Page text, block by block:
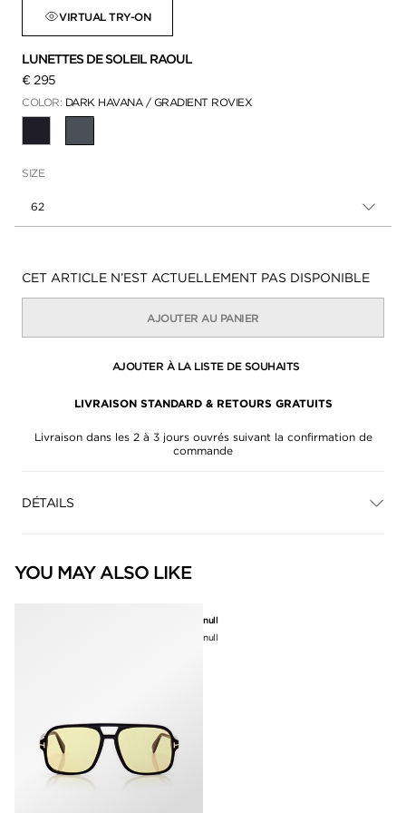
VIRTUAL TRY-ON
LUNETTES DE SOLEIL RAOUL
€ 295
COLOR: DARK HAVANA / GRADIENT ROVIEX
SIZE
62
Disponibilité:
CET ARTICLE N’EST ACTUELLEMENT PAS DISPONIBLE
AJOUTER AU PANIER
AJOUTER À LA LISTE DE SOUHAITS
LIVRAISON STANDARD & RETOURS GRATUITS
Livraison dans les 2 à 3 jours ouvrés suivant la confirmation de
commande
DÉTAILS
YOU MAY ALSO LIKE
null
null